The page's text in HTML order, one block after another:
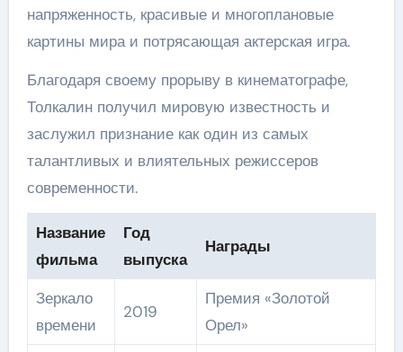
напряженность, красивые и многоплановые
картины мира и потрясающая актерская игра.
Благодаря своему прорыву в кинематографе,
Толкалин получил мировую известность и
заслужил признание как один из самых
талантливых и влиятельных режиссеров
современности.
Название
фильма
Год
выпуска
Награды
Зеркало
времени
2019
Премия «Золотой
Орел»